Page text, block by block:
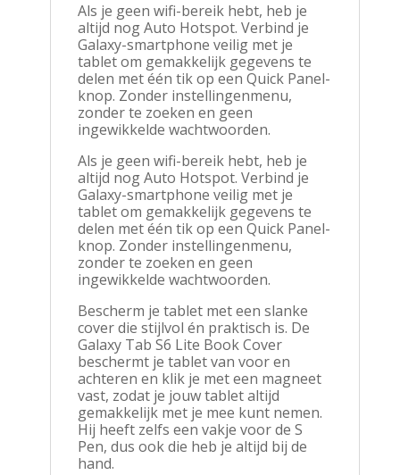
Als je geen wifi-bereik hebt, heb je
altijd nog Auto Hotspot. Verbind je
Galaxy-smartphone veilig met je
tablet om gemakkelijk gegevens te
delen met één tik op een Quick Panel-
knop. Zonder instellingenmenu,
zonder te zoeken en geen
ingewikkelde wachtwoorden.
Als je geen wifi-bereik hebt, heb je
altijd nog Auto Hotspot. Verbind je
Galaxy-smartphone veilig met je
tablet om gemakkelijk gegevens te
delen met één tik op een Quick Panel-
knop. Zonder instellingenmenu,
zonder te zoeken en geen
ingewikkelde wachtwoorden.
Bescherm je tablet met een slanke
cover die stijlvol én praktisch is. De
Galaxy Tab S6 Lite Book Cover
beschermt je tablet van voor en
achteren en klik je met een magneet
vast, zodat je jouw tablet altijd
gemakkelijk met je mee kunt nemen.
Hij heeft zelfs een vakje voor de S
Pen, dus ook die heb je altijd bij de
hand.